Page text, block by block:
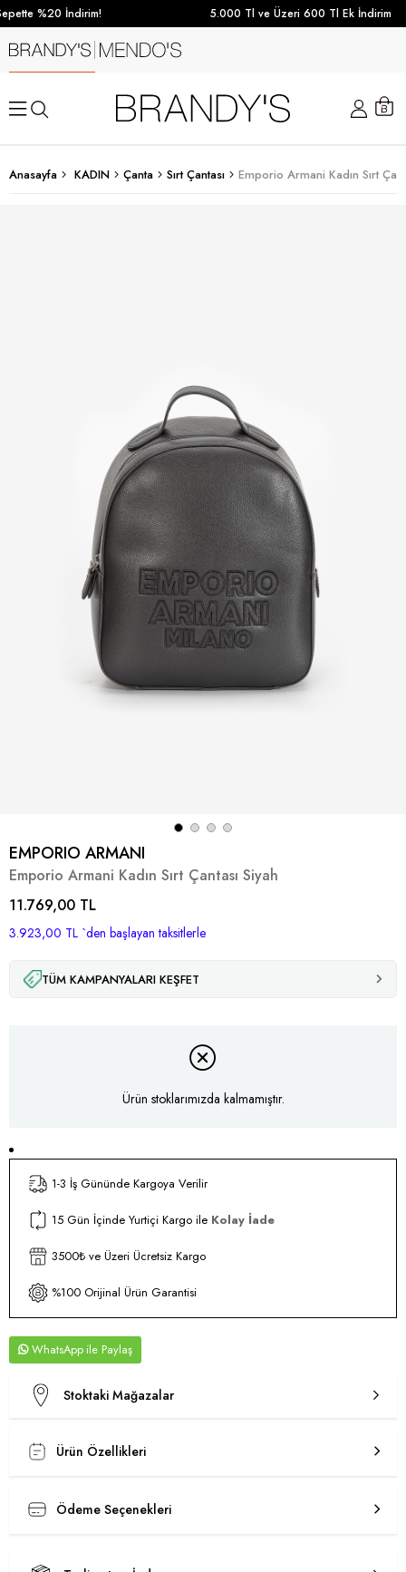
%20 İndirim! 5.000 Tl ve Üzeri 600 Tl Ek İndirim
Anasayfa KADIN Çanta Sırt Çantası Emporio Armani Kadın Sırt
EMPORIO ARMANI
Emporio Armani Kadın Sırt Çantası Siyah
11.769,00 TL
3.923,00 TL `den başlayan taksitlerle
TÜM KAMPANYALARI KEŞFET
Ürün stoklarımızda kalmamıştır.
1-3 İş Gününde Kargoya Verilir
15 Gün İçinde Yurtiçi Kargo ile Kolay İade
3500₺ ve Üzeri Ücretsiz Kargo
%100 Orijinal Ürün Garantisi
WhatsApp
Stoktaki Mağazalar
Ürün Özellikleri
Ödeme Seçenekleri